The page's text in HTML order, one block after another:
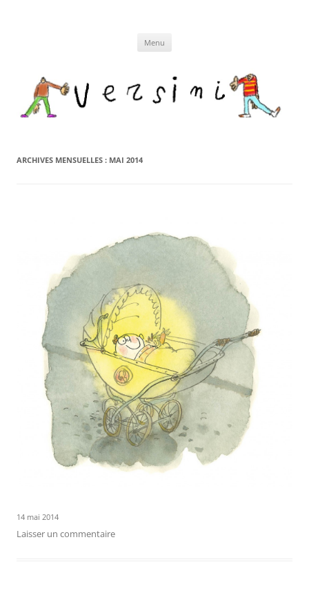
Menu
ARCHIVES MENSUELLES : MAI 2014
14 mai 2014
Laisser un commentaire